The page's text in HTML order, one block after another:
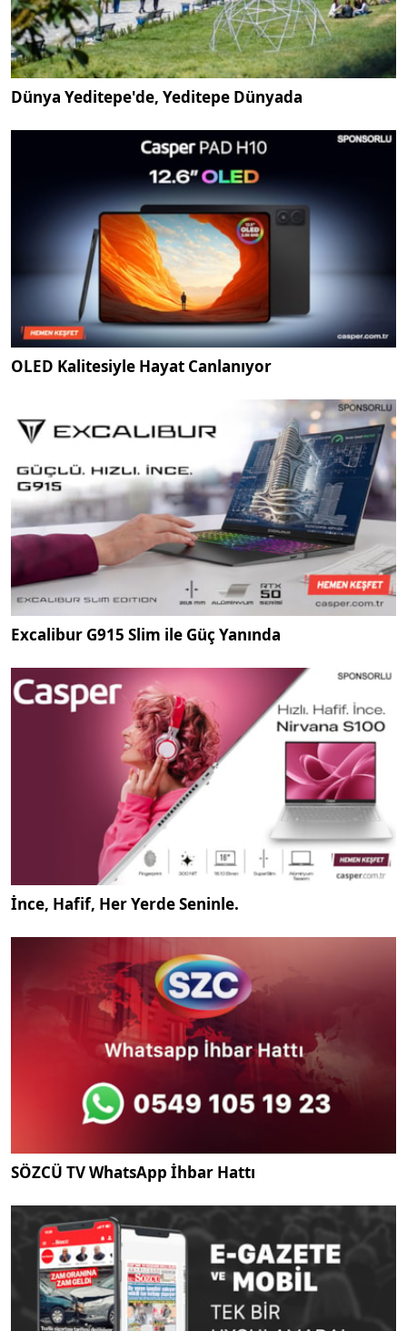
Dünya Yeditepe'de, Yeditepe Dünyada
OLED Kalitesiyle Hayat Canlanıyor
Excalibur G915 Slim ile Güç Yanında
İnce, Hafif, Her Yerde Seninle.
SÖZCÜ TV WhatsApp İhbar Hattı